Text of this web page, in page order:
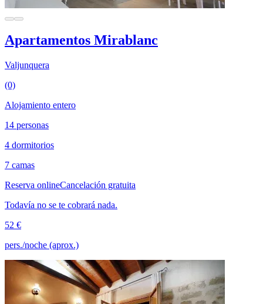
Apartamentos Mirablanc
Valjunquera
(0)
Alojamiento entero
14 personas
4 dormitorios
7 camas
Reserva onlineCancelación gratuita
Todavía no se te cobrará nada.
52 €
pers./noche (aprox.)